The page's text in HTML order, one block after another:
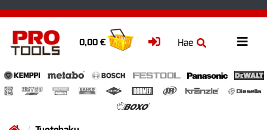
Hae
0,00 €